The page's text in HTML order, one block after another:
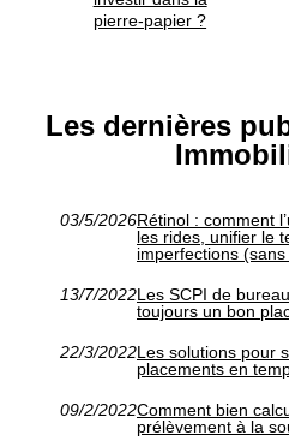
pierre-papier ?
Les dernières
03/5/2026Rétinol : comment
les rides, unifier le
imperfections
13/7/2022Les SCPI de
toujours un bon
22/3/2022Les solutions pour
placements en
09/2/2022Comment bien
prélèvement à la